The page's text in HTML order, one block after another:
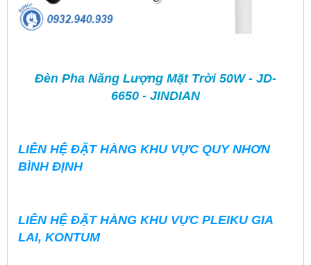
Đèn Pha Năng Lượng Mặt Trời 50W - JD-
6650 - JINDIAN
LIÊN HỆ ĐẶT HÀNG KHU VỰC QUY NHƠN
BÌNH ĐỊNH
LIÊN HỆ ĐẶT HÀNG KHU VỰC PLEIKU GIA
LAI, KONTUM